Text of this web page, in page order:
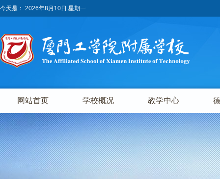
今天是： 2026年8月10日 星期一
网站首页 学校概况 教学中心